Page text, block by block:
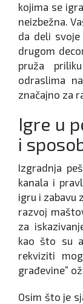
kojima se
neizbežna.
da deli
drugom
pruža
odraslima
značajno za
Igre u
i
Izgradnja
kanala i
igru i zabavu
razvoj
za
kao što su
rekviziti
građevine”
Osim što je